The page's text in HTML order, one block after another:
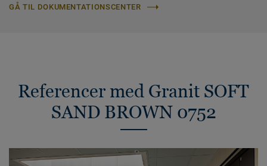
GÅ TIL DOKUMENTATIONSCENTER
Referencer med Granit SOFT
SAND BROWN 0752